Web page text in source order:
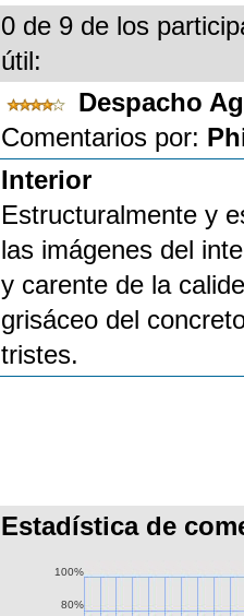
0 de 9 de los
útil:
Despacho
Comentarios por:
Interior
Estructuralmente y
las imágenes del
y carente de la
grisáceo del
tristes.
Estadística de
100%
80%